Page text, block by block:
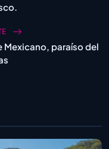
Mexicano, paraíso del